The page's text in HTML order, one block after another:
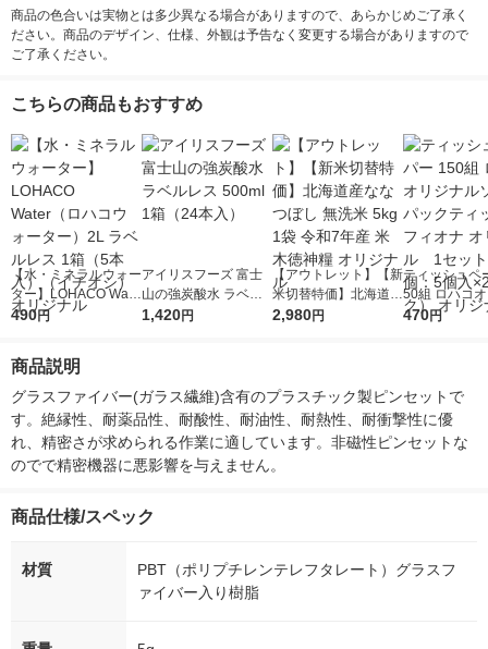
商品の色合いは実物とは多少異なる場合がありますので、あらかじめご了承く
ださい。商品のデザイン、仕様、外観は予告なく変更する場合がありますので
ご了承ください。
こちらの商品もおすすめ
【水・ミネラルウォー
ター】LOHACO Wate
r（ロハコウォータ
シ） オリジナル
490円
アイリスフーズ 富士
山の強炭酸水 ラベル
レス 500ml 1箱（24
1,420円
【アウトレット】【新
米切替特価】北海道産
ななつぼし 無洗米 5k
2,980円
ティッシュペ
50組 ロハコ
ルソフトパッ
オリジナル
470円
商品説明
グラスファイバー(ガラス繊維)含有のプラスチック製ピンセットで
す。絶縁性、耐薬品性、耐酸性、耐油性、耐熱性、耐衝撃性に優
れ、精密さが求められる作業に適しています。非磁性ピンセットな
のでで精密機器に悪影響を与えません。
商品仕様/スペック
材質
PBT（ポリプチレンテレフタレート）グラスフ
ァイバー入り樹脂